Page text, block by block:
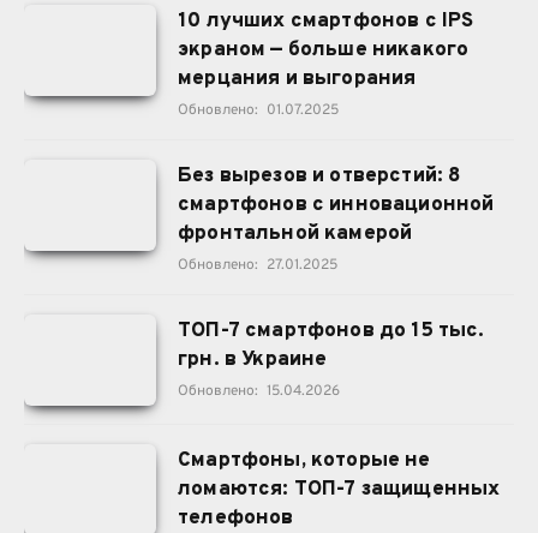
10 лучших смартфонов с IPS
экраном — больше никакого
мерцания и выгорания
Обновлено: 01.07.2025
Без вырезов и отверстий: 8
смартфонов с инновационной
фронтальной камерой
Обновлено: 27.01.2025
ТОП-7 смартфонов до 15 тыс.
грн. в Украине
Обновлено: 15.04.2026
Смартфоны, которые не
ломаются: ТОП-7 защищенных
телефонов